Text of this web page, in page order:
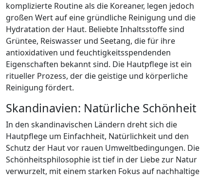
komplizierte Routine als die Koreaner, legen jedoch
großen Wert auf eine gründliche Reinigung und die
Hydratation der Haut. Beliebte Inhaltsstoffe sind
Grüntee, Reiswasser und Seetang, die für ihre
antioxidativen und feuchtigkeitsspendenden
Eigenschaften bekannt sind. Die Hautpflege ist ein
ritueller Prozess, der die geistige und körperliche
Reinigung fördert.
Skandinavien: Natürliche Schönheit
In den skandinavischen Ländern dreht sich die
Hautpflege um Einfachheit, Natürlichkeit und den
Schutz der Haut vor rauen Umweltbedingungen. Die
Schönheitsphilosophie ist tief in der Liebe zur Natur
verwurzelt, mit einem starken Fokus auf nachhaltige